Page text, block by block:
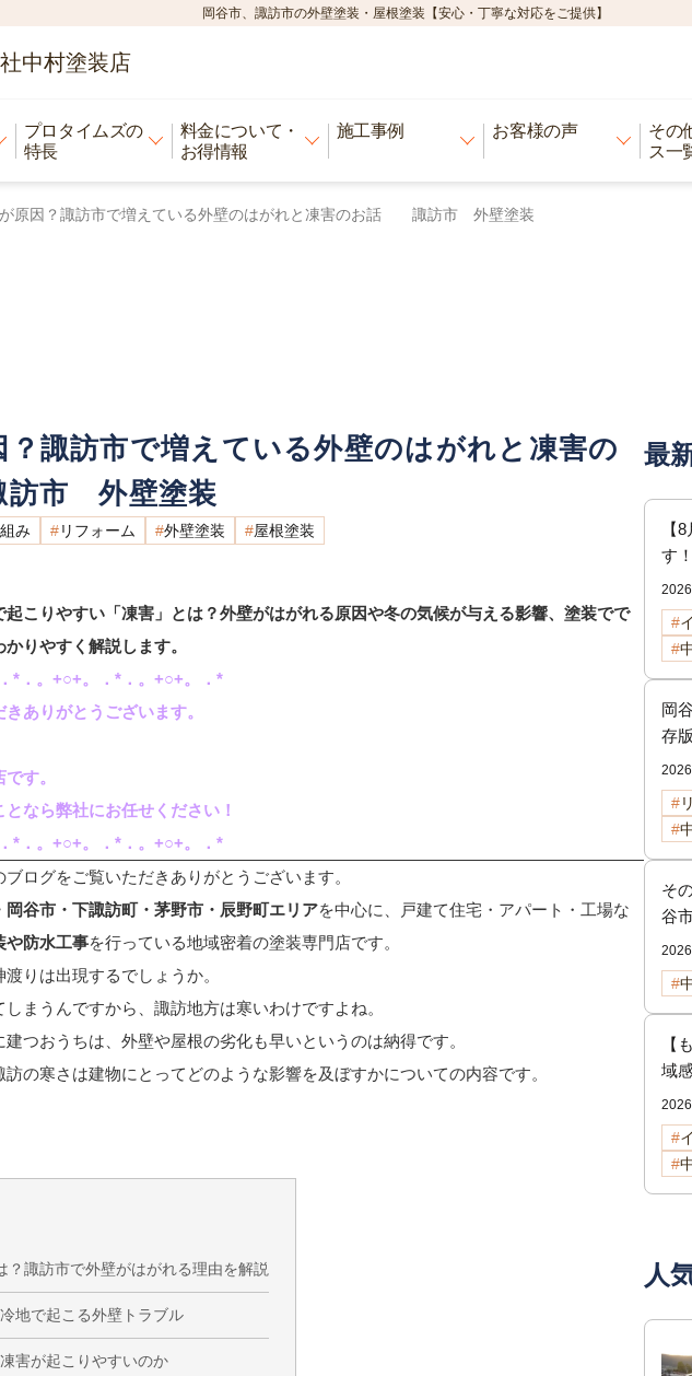
岡谷市、諏訪市の外壁塗装・屋根塗装【安心・丁寧な対応をご提供】
中村塗装店
プロタイムズの
特長
料金について・
お得情報
施工事例 お客様の声
その
ス一
原因？諏訪市で増えている外壁のはがれと凍害のお話 諏訪市 外壁塗装
？諏訪市で増えている外壁のはがれと凍害の
市 外壁塗装
み リフォーム 外壁塗装 屋根塗装
起こりやすい「凍害」とは？外壁がはがれる原因や冬の気候が与える影響、塗装でで
りやすく解説します。
*．。+○+。．*．。+○+。．*
ありがとうございます。
す。
なら弊社にお任せください！
*．。+○+。．*．。+○+。．*
ログをご覧いただきありがとうございます。
岡谷市・下諏訪町・茅野市・辰野町エリアを中心に、戸建て住宅・アパート・工場な
や防水工事を行っている地域密着の塗装専門店です。
りは出現するでしょうか。
まうんですから、諏訪地方は寒いわけですよね。
つおうちは、外壁や屋根の劣化も早いというのは納得です。
の寒さは建物にとってどのような影響を及ぼすかについての内容です。
？諏訪市で外壁がはがれる理由を解説
地で起こる外壁トラブル
害が起こりやすいのか
最
【
す
外
中
岡
存
修
地
そ
谷
し
【
域
リ
人